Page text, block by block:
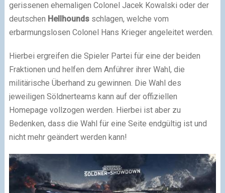
gerissenen ehemaligen Colonel Jacek Kowalski oder der
deutschen Hellhoundsschlagen, welche vom
erbarmungslosen Colonel Hans Krieger angeleitet werden.
Hierbei ergreifen die Spieler Partei für eine der beiden
Fraktionen und helfen dem Anführer ihrer Wahl, die
militärische Überhand zu gewinnen. Die Wahl des
jeweiligen Söldnerteams kann auf der offiziellen
Homepage vollzogen werden. Hierbei ist aber zu
Bedenken, dass die Wahl für eine Seite endgültig ist und
nicht mehr geändert werden kann!